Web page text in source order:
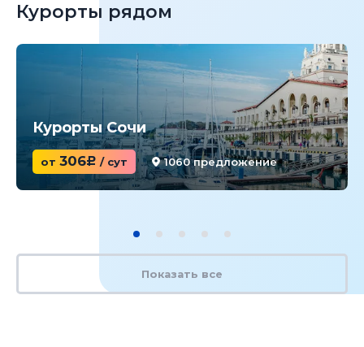
Курорты рядом
Курорты Сочи
от 306c / сут 1060 предложение
Показать все